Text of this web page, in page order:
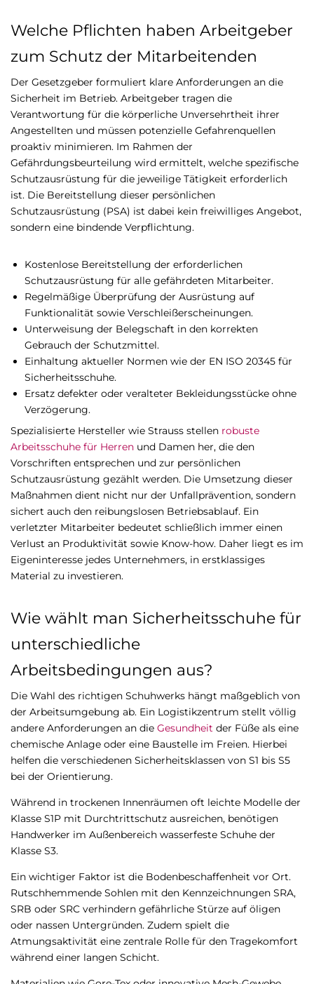
Welche Pflichten haben Arbeitgeber
zum Schutz der Mitarbeitenden
Der Gesetzgeber formuliert klare Anforderungen an die
Sicherheit im Betrieb. Arbeitgeber tragen die
Verantwortung für die körperliche Unversehrtheit ihrer
Angestellten und müssen potenzielle Gefahrenquellen
proaktiv minimieren. Im Rahmen der
Gefährdungsbeurteilung wird ermittelt, welche spezifische
Schutzausrüstung für die jeweilige Tätigkeit erforderlich
ist. Die Bereitstellung dieser persönlichen
Schutzausrüstung (PSA) ist dabei kein freiwilliges Angebot,
sondern eine bindende Verpflichtung.
Kostenlose Bereitstellung der erforderlichen
Schutzausrüstung für alle gefährdeten Mitarbeiter.
Regelmäßige Überprüfung der Ausrüstung auf
Funktionalität sowie Verschleißerscheinungen.
Unterweisung der Belegschaft in den korrekten
Gebrauch der Schutzmittel.
Einhaltung aktueller Normen wie der EN ISO 20345 für
Sicherheitsschuhe.
Ersatz defekter oder veralteter Bekleidungsstücke ohne
Verzögerung.
Spezialisierte Hersteller wie Strauss stellen robuste
Arbeitsschuhe für Herren und Damen her, die den
Vorschriften entsprechen und zur persönlichen
Schutzausrüstung gezählt werden. Die Umsetzung dieser
Maßnahmen dient nicht nur der Unfallprävention, sondern
sichert auch den reibungslosen Betriebsablauf. Ein
verletzter Mitarbeiter bedeutet schließlich immer einen
Verlust an Produktivität sowie Know-how. Daher liegt es im
Eigeninteresse jedes Unternehmers, in erstklassiges
Material zu investieren.
Wie wählt man Sicherheitsschuhe für
unterschiedliche
Arbeitsbedingungen aus?
Die Wahl des richtigen Schuhwerks hängt maßgeblich von
der Arbeitsumgebung ab. Ein Logistikzentrum stellt völlig
andere Anforderungen an die Gesundheit der Füße als eine
chemische Anlage oder eine Baustelle im Freien. Hierbei
helfen die verschiedenen Sicherheitsklassen von S1 bis S5
bei der Orientierung.
Während in trockenen Innenräumen oft leichte Modelle der
Klasse S1P mit Durchtrittschutz ausreichen, benötigen
Handwerker im Außenbereich wasserfeste Schuhe der
Klasse S3.
Ein wichtiger Faktor ist die Bodenbeschaffenheit vor Ort.
Rutschhemmende Sohlen mit den Kennzeichnungen SRA,
SRB oder SRC verhindern gefährliche Stürze auf öligen
oder nassen Untergründen. Zudem spielt die
Atmungsaktivität eine zentrale Rolle für den Tragekomfort
während einer langen Schicht.